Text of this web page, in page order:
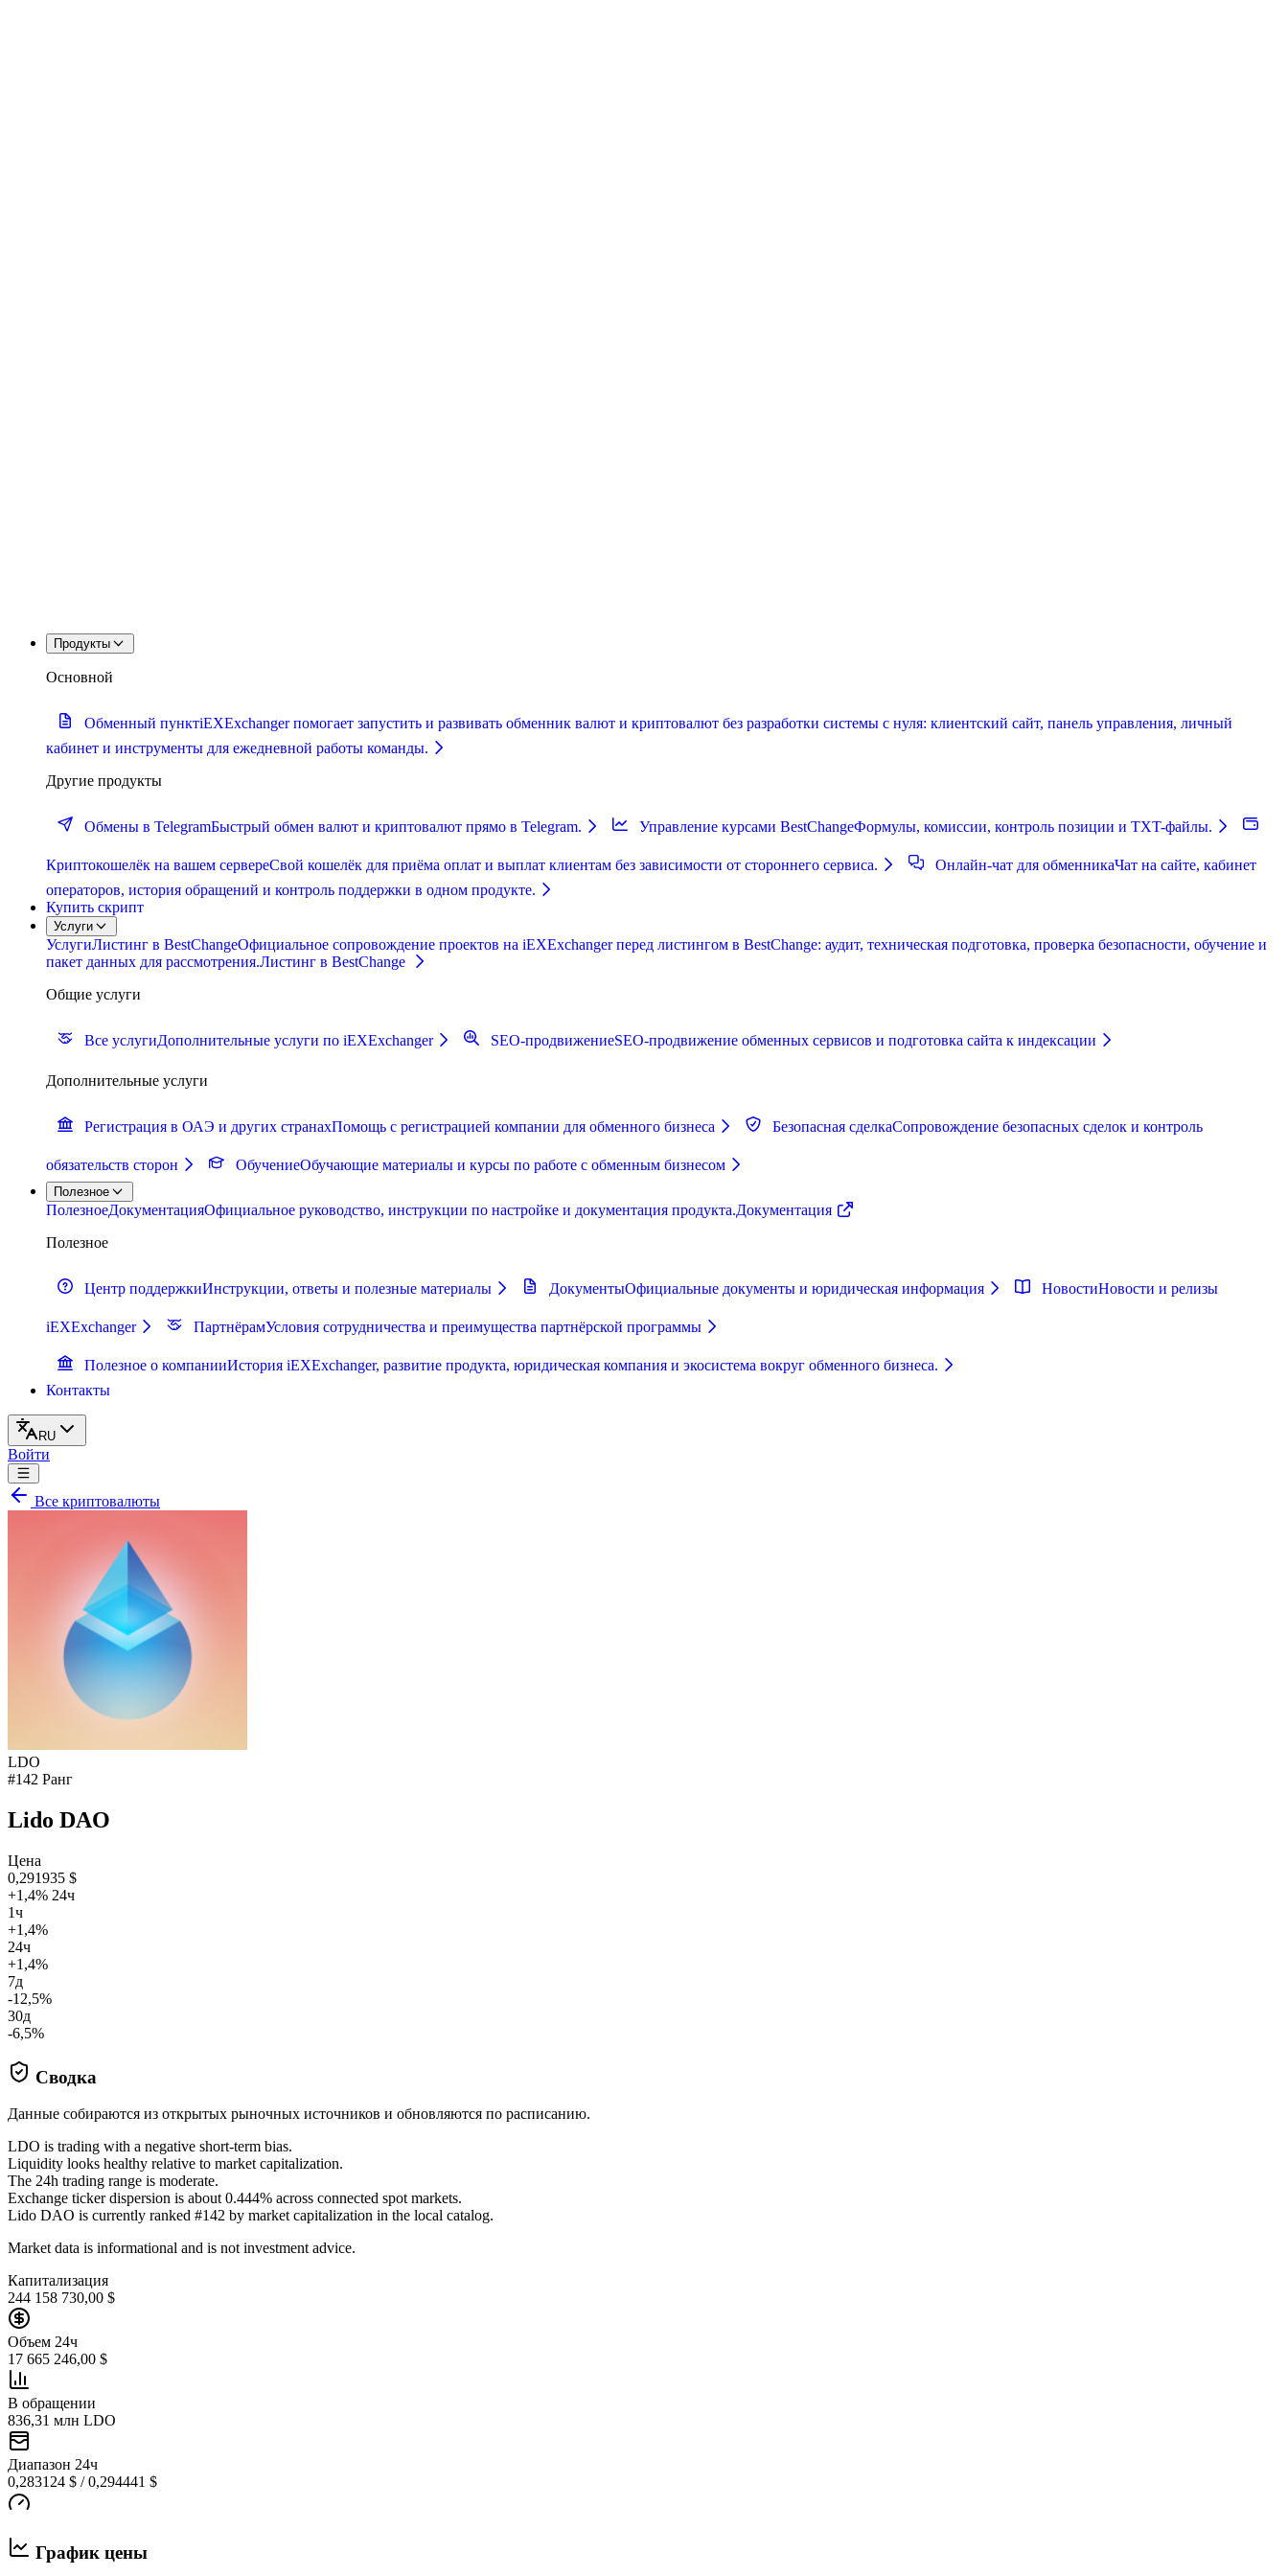
Продукты
Основной
Обменный пунктiEXExchanger помогает запустить и развивать обменник валют и криптовалют без разработки системы с нуля: клиентский сайт, панель управления, личный
кабинет и инструменты для ежедневной работы команды.
Другие продукты
Обмены в TelegramБыстрый обмен валют и криптовалют прямо в Telegram. Управление курсами BestChangeФормулы, комиссии, контроль позиции и TXT-файлы.
Криптокошелёк на вашем сервереСвой кошелёк для приёма оплат и выплат клиентам без зависимости от стороннего сервиса. Онлайн-чат для обменникаЧат на сайте, кабинет
операторов, история обращений и контроль поддержки в одном продукте.
Купить скрипт
Услуги
УслугиЛистинг в BestChangeОфициальное сопровождение проектов на iEXExchanger перед листингом в BestChange: аудит, техническая подготовка, проверка безопасности, обучение и
пакет данных для рассмотрения.Листинг в BestChange
Общие услуги
Все услугиДополнительные услуги по iEXExchanger SEO-продвижениеSEO-продвижение обменных сервисов и подготовка сайта к индексации
Дополнительные услуги
Регистрация в ОАЭ и других странахПомощь с регистрацией компании для обменного бизнеса Безопасная сделкаСопровождение безопасных сделок и контроль
обязательств сторон ОбучениеОбучающие материалы и курсы по работе с обменным бизнесом
Полезное
ПолезноеДокументацияОфициальное руководство, инструкции по настройке и документация продукта.Документация
Полезное
Центр поддержкиИнструкции, ответы и полезные материалы ДокументыОфициальные документы и юридическая информация НовостиНовости и релизы
iEXExchanger ПартнёрамУсловия сотрудничества и преимущества партнёрской программы
Полезное о компанииИстория iEXExchanger, развитие продукта, юридическая компания и экосистема вокруг обменного бизнеса.
Контакты
RU
Войти
Все криптовалюты
LDO
#142 Ранг
Lido DAO
Цена
0,291935 $
+1,4% 24ч
1ч
+1,4%
24ч
+1,4%
7д
-12,5%
30д
-6,5%
Сводка
Данные собираются из открытых рыночных источников и обновляются по расписанию.
LDO is trading with a negative short-term bias.
Liquidity looks healthy relative to market capitalization.
The 24h trading range is moderate.
Exchange ticker dispersion is about 0.444% across connected spot markets.
Lido DAO is currently ranked #142 by market capitalization in the local catalog.
Market data is informational and is not investment advice.
Капитализация
244 158 730,00 $
Объем 24ч
17 665 246,00 $
В обращении
836,31 млн LDO
Диапазон 24ч
0,283124 $ / 0,294441 $
График цены